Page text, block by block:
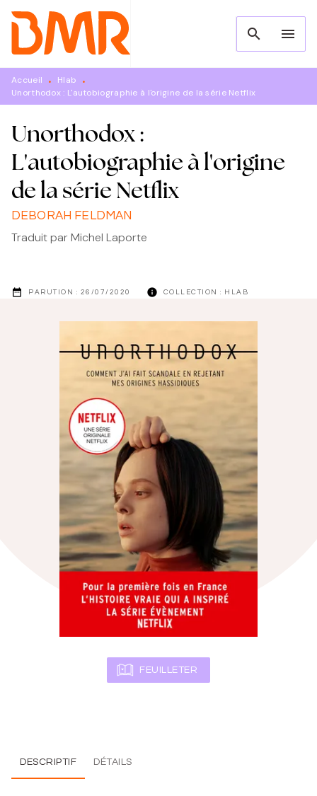
MENU RECHERCHE
PIED DE PAGE
search menu
Accueil • Hlab
•
Unorthodox : L'autobiographie à l'origine de la série Netflix
Unorthodox :
L'autobiographie à l'origine
de la série Netflix
DEBORAH FELDMAN
Traduit parMichel Laporte
date_range PARUTION : 26/07/2020 info COLLECTION : HLAB
FEUILLETER
DESCRIPTIF DÉTAILS